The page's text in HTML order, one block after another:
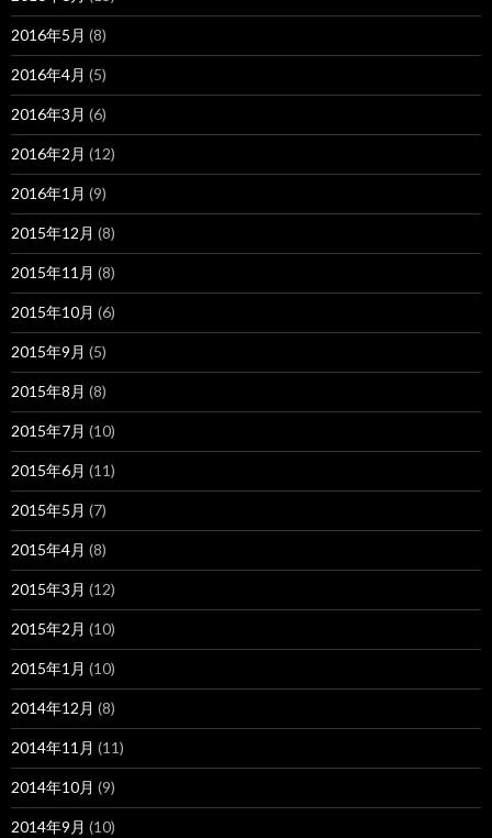
2016年5月 (8)
2016年4月 (5)
2016年3月 (6)
2016年2月 (12)
2016年1月 (9)
2015年12月 (8)
2015年11月 (8)
2015年10月 (6)
2015年9月 (5)
2015年8月 (8)
2015年7月 (10)
2015年6月 (11)
2015年5月 (7)
2015年4月 (8)
2015年3月 (12)
2015年2月 (10)
2015年1月 (10)
2014年12月 (8)
2014年11月 (11)
2014年10月 (9)
2014年9月 (10)